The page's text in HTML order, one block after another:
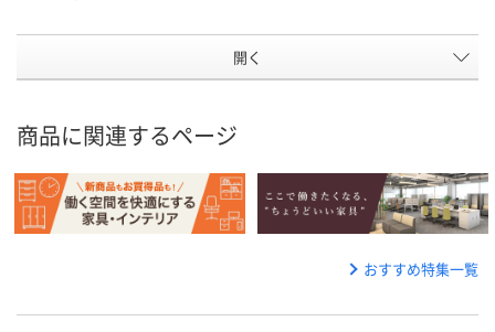
開く
商品に関連するページ
おすすめ特集一覧